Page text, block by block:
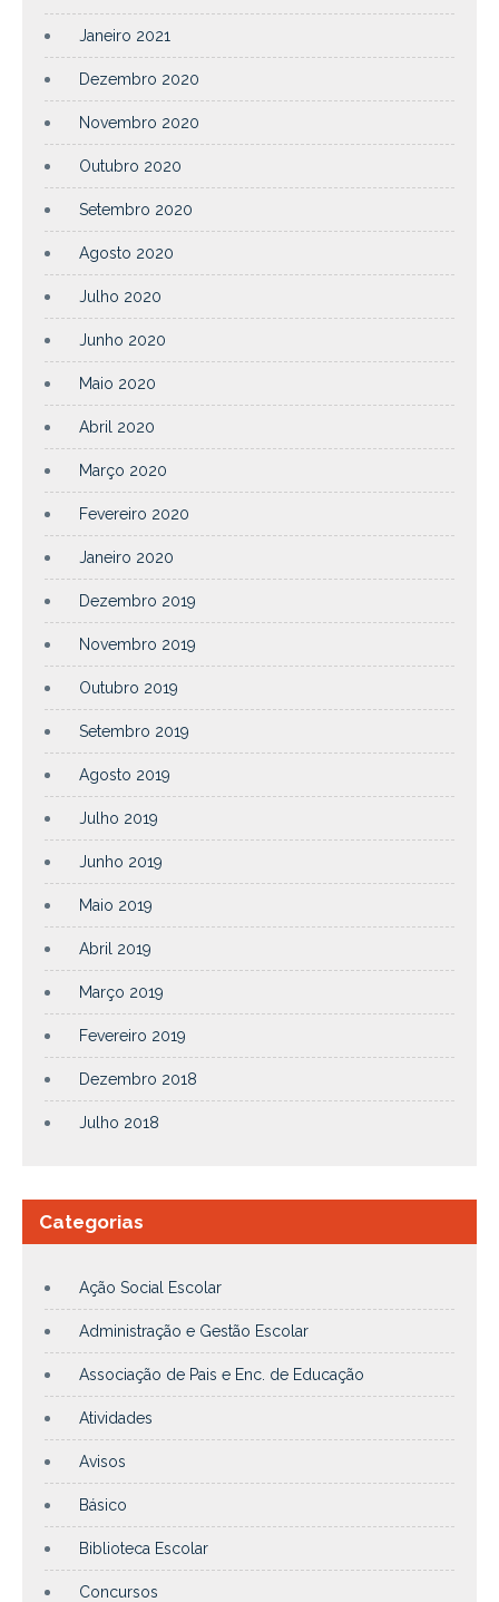
Janeiro 2021
Dezembro 2020
Novembro 2020
Outubro 2020
Setembro 2020
Agosto 2020
Julho 2020
Junho 2020
Maio 2020
Abril 2020
Março 2020
Fevereiro 2020
Janeiro 2020
Dezembro 2019
Novembro 2019
Outubro 2019
Setembro 2019
Agosto 2019
Julho 2019
Junho 2019
Maio 2019
Abril 2019
Março 2019
Fevereiro 2019
Dezembro 2018
Julho 2018
Categorias
Ação Social Escolar
Administração e Gestão Escolar
Associação de Pais e Enc. de Educação
Atividades
Avisos
Básico
Biblioteca Escolar
Concursos